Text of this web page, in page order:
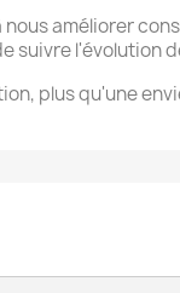
nous améliorer
suivre l'évolution
plus qu'une